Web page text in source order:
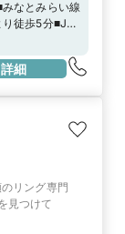
みなとみらい線
り徒歩5分■JR
駅下車、元
用の場合》お
車券をご利用
細
リング専門
見つけて